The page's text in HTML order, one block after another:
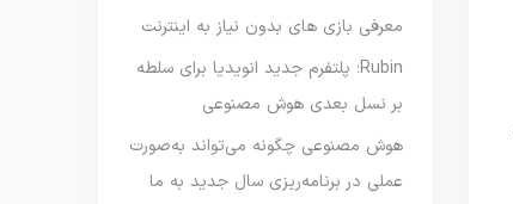
معرفی بازی های بدون نیاز به اینترنت
Rubin؛ پلتفرم جدید انویدیا برای سلطه
بر نسل بعدی هوش مصنوعی
هوش مصنوعی چگونه می‌تواند به‌صورت
عملی در برنامه‌ریزی سال جدید به ما